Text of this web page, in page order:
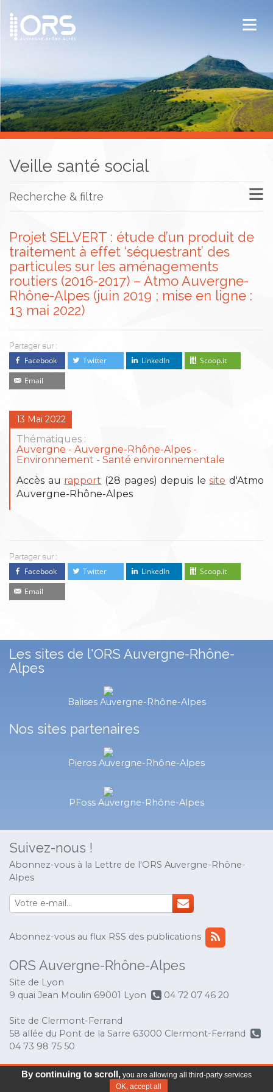
ORS Auvergne-Rhône-Alpes
Publications
Documentation / Veille
Veille santé social
Recherche & filtre
Projet SELVERT : étude d’un produit de
traitement à effet ‘séquestrant’ des
particules sur les aménagements
routiers (2016-2017) – Atmo Auvergne-
Rhône-Alpes (juin 2019 ; mise en ligne :
13 mai 2022)
Partager sur :
Facebook Twitter LinkedIn
Scoop.it
Email
13 Mai 2022
Thématiques :
Auvergne
Auvergne-Rhône-Alpes
Environnement
Santé environnementale
Accès au rapport (28 pages) depuis lesite d'Atmo
Auvergne-Rhône-Alpes
Partager sur :
Facebook Twitter LinkedIn
Scoop.it
Email
Les sites de l'ORS Auvergne-Rhône-
Alpes
Balises Auvergne-Rhône-Alpes
Nos sites partenaires
Pieros Auvergne-Rhône-Alpes
PFoss Auvergne-Rhône-Alpes
Suivez-nous !
Abonnez-vous à la Lettre de l'ORS Auvergne-Rhône-
Alpes
Abonnez-vous au flux RSS des publications
ORS Auvergne-Rhône-Alpes
Site de Lyon
9 quai Jean Moulin 69001 Lyon
04 72 07 46 20
Site de Clermont-Ferrand
58 allée du Pont de la Sarre 63000 Clermont-Ferrand
04 73 98 75 50
© Copyright 2017 ORS Auvergne-Rhône-Alpes-
By continuing to scroll,you are allowing all third-party services
OK, accept all